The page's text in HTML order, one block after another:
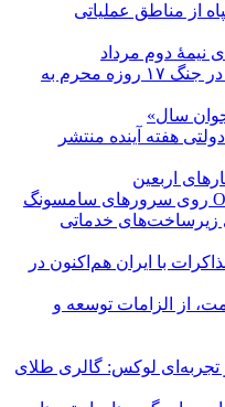
از مناطق عملیاتی
نیمۀ دوم مرداد
سردار رضایی: ضربات شدیدی در جنگ ۱۷ روزه محرم به
سال»
هفته آینده منتشر
برای زیرساخت‌های خدماتی
با ایران هم‌اکنون در
از الزامات توسعه و
و تجربه‌ای لوکس: گالری طلای